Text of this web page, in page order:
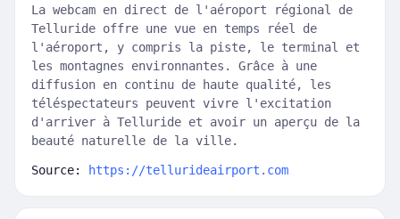
La webcam en direct de l'aéroport régional de
Telluride offre une vue en temps réel de
l'aéroport, y compris la piste, le terminal et
les montagnes environnantes. Grâce à une
diffusion en continu de haute qualité, les
téléspectateurs peuvent vivre l'excitation
d'arriver à Telluride et avoir un aperçu de la
beauté naturelle de la ville.
Source: https://tellurideairport.com